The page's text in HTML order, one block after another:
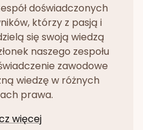
doświadczonych
którzy z pasją i
się swoją wiedzą
naszego zespołu
zawodowe
wiedzę w różnych
prawa.
więcej